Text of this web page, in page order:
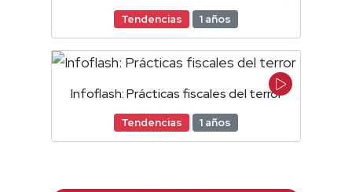
Tendencias 1 años
Infoflash: Prácticas fiscales del terror
Tendencias 1 años